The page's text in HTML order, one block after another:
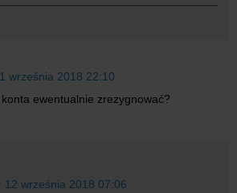
września 2018 22:10
ewentualnie zrezygnować?
12 września 2018 07:06